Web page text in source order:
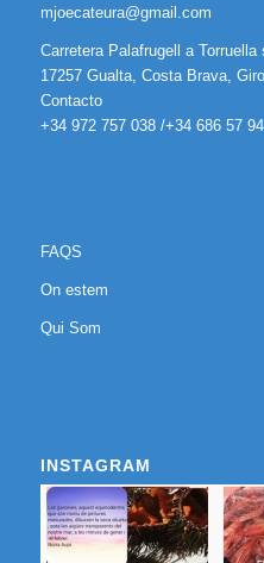
mjoecateura@gmail.com
Carretera Palafrugell a
17257 Gualta, Costa Brava,
Contacto
+34 972 757 038 /+34 686 57
FAQS
On estem
Qui Som
INSTAGRAM